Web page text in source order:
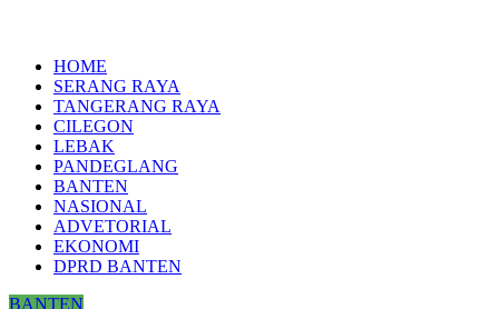
HOME
SERANG RAYA
TANGERANG RAYA
CILEGON
LEBAK
PANDEGLANG
BANTEN
NASIONAL
ADVETORIAL
EKONOMI
DPRD BANTEN
BANTEN